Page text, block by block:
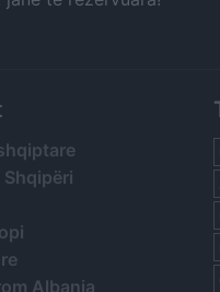
Albania